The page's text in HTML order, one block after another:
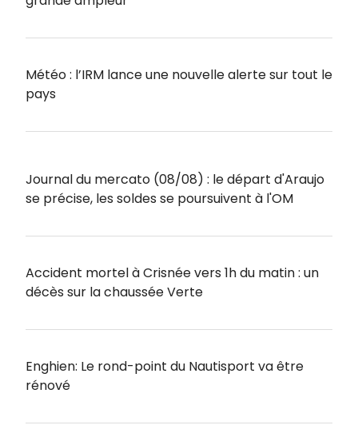
Météo : l’IRM lance une nouvelle alerte sur tout le
pays
Journal du mercato (08/08) : le départ d'Araujo
se précise, les soldes se poursuivent à l'OM
Accident mortel à Crisnée vers 1h du matin : un
décès sur la chaussée Verte
Enghien: Le rond-point du Nautisport va être
rénové